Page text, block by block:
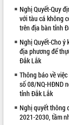
trường Nguyễn Hoàng
vùng trồng và doanh
sầu riêng tại Đắk Lắk
Trình diễn nghệ thuật
món ăn từ sầu riêng
Đắk Lắk công bố Quy
tiến đầu tư tỉnh
Ngành cá ngừ Đắk Lắk
ứng để giữ vững thị
Diễn đàn Kinh tế tư
phá cơ chế - Hợp tác
Nghị Quyết-Quy
với tàu cá không
trên địa bàn tỉnh
Nghị Quyết-Cho
địa phương để
Đắk Lắk
Thông báo về
số 08/NQ-HĐND
tỉnh Đắk Lắk
Nghị quyết thông
2021-2030, tầm